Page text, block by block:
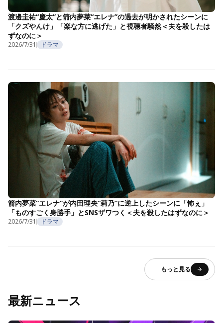
渡邊圭祐“慶太”と箭内夢菜“エレナ”の過去が明かされたシーンに
「クズやんけ」「楽な方に逃げた」と視聴者騒然＜夫を殺したは
ずなのに＞
2026/7/31 ドラマ
箭内夢菜“エレナ”が内田理央“莉乃”に逆上したシーンに「怖ぇ」
「ものすごく身勝手」とSNSザワつく＜夫を殺したはずなのに＞
2026/7/31 ドラマ
もっと見る
最新ニュース